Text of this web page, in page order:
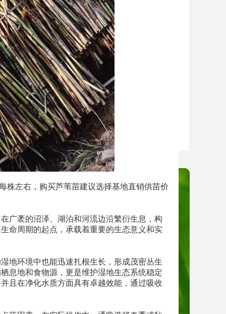
株左右，购买芦苇苗建议选择基地直销供苗价
广袤的沼泽、湖泊和河流边沿繁衍生息，构
命周期的起点，承载着重要的生态意义和实
地环境中也能迅速扎根生长，形成茂密丛生
息地和食物源，更是维护湿地生态系统稳定
且在净化水质方面具有卓越效能，通过吸收